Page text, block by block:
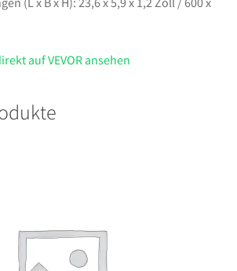
auf VEVOR ansehen